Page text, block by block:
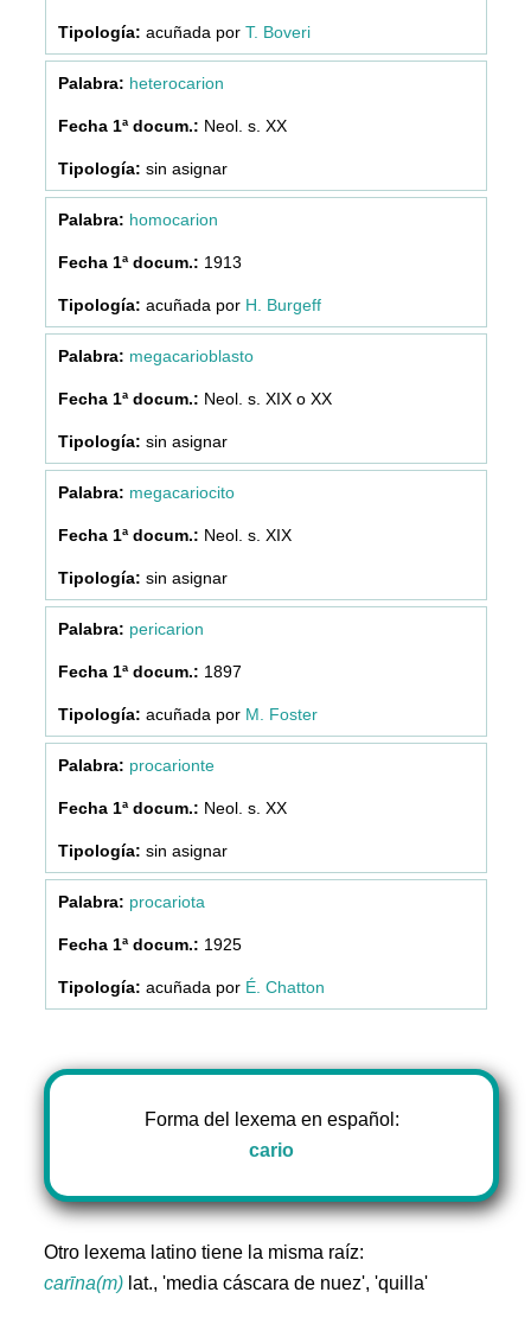
acuñada por T. Boveri
heterocarion
Neol. s. XX
sin asignar
homocarion
1913
acuñada por H. Burgeff
megacarioblasto
Neol. s. XIX o XX
sin asignar
megacariocito
Neol. s. XIX
sin asignar
pericarion
1897
acuñada por M. Foster
procarionte
Neol. s. XX
sin asignar
procariota
1925
acuñada por É. Chatton
Forma del lexema en español:
cario
Otro lexema latino tiene la misma raíz:
carīna(m) lat., 'media cáscara de nuez', 'quilla'